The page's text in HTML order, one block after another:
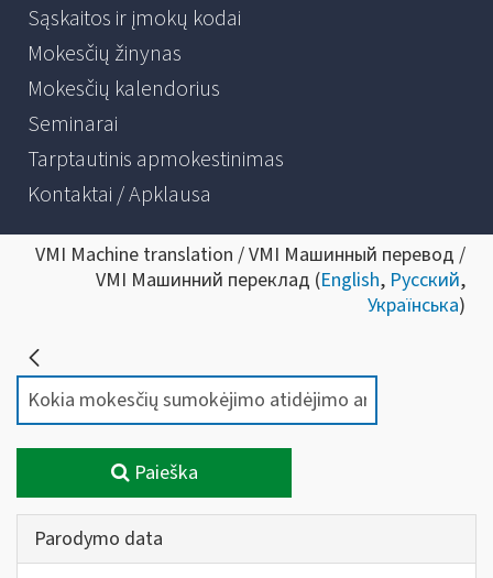
Sąskaitos ir įmokų kodai
Mokesčių žinynas
Mokesčių kalendorius
Seminarai
Tarptautinis apmokestinimas
Kontaktai / Apklausa
VMI Machine translation / VMI Машинный перевод /
VMI Машинний переклад (English, Русский,
Українська)
Paieška
Parodymo data